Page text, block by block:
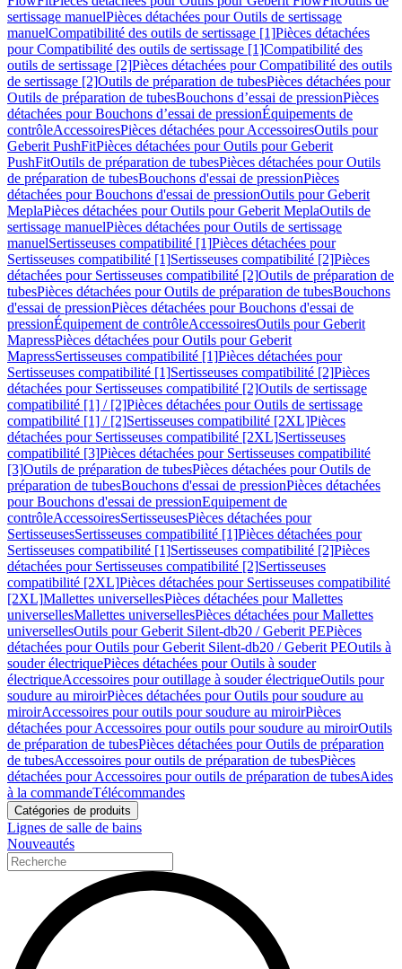
sertissage manuelPièces détachées pour Outils de sertissage
manuelCompatibilité des outils de sertissage [1]Pièces détachées
pour Compatibilité des outils de sertissage [1]Compatibilité des
outils de sertissage [2]Pièces détachées pour Compatibilité des outils
de sertissage [2]Outils de préparation de tubesPièces détachées pour
Outils de préparation de tubesBouchons d’essai de pressionPièces
détachées pour Bouchons d’essai de pressionÉquipements de
contrôleAccessoiresPièces détachées pour AccessoiresOutils pour
Geberit PushFitPièces détachées pour Outils pour Geberit
PushFitOutils de préparation de tubesPièces détachées pour Outils
de préparation de tubesBouchons d'essai de pressionPièces
détachées pour Bouchons d'essai de pressionOutils pour Geberit
MeplaPièces détachées pour Outils pour Geberit MeplaOutils de
sertissage manuelPièces détachées pour Outils de sertissage
manuelSertisseuses compatibilité [1]Pièces détachées pour
Sertisseuses compatibilité [1]Sertisseuses compatibilité [2]Pièces
détachées pour Sertisseuses compatibilité [2]Outils de préparation de
tubesPièces détachées pour Outils de préparation de tubesBouchons
d'essai de pressionPièces détachées pour Bouchons d'essai de
pressionÉquipement de contrôleAccessoiresOutils pour Geberit
MapressPièces détachées pour Outils pour Geberit
MapressSertisseuses compatibilité [1]Pièces détachées pour
Sertisseuses compatibilité [1]Sertisseuses compatibilité [2]Pièces
détachées pour Sertisseuses compatibilité [2]Outils de sertissage
compatibilité [1] / [2]Pièces détachées pour Outils de sertissage
compatibilité [1] / [2]Sertisseuses compatibilité [2XL]Pièces
détachées pour Sertisseuses compatibilité [2XL]Sertisseuses
compatibilité [3]Pièces détachées pour Sertisseuses compatibilité
[3]Outils de préparation de tubesPièces détachées pour Outils de
préparation de tubesBouchons d'essai de pressionPièces détachées
pour Bouchons d'essai de pressionEquipement de
contrôleAccessoiresSertisseusesPièces détachées pour
SertisseusesSertisseuses compatibilité [1]Pièces détachées pour
Sertisseuses compatibilité [1]Sertisseuses compatibilité [2]Pièces
détachées pour Sertisseuses compatibilité [2]Sertisseuses
compatibilité [2XL]Pièces détachées pour Sertisseuses compatibilité
[2XL]Mallettes universellesPièces détachées pour Mallettes
universellesMallettes universellesPièces détachées pour Mallettes
universellesOutils pour Geberit Silent-db20 / Geberit PEPièces
détachées pour Outils pour Geberit Silent-db20 / Geberit PEOutils à
souder électriquePièces détachées pour Outils à souder
électriqueAccessoires pour outillage à souder électriqueOutils pour
soudure au miroirPièces détachées pour Outils pour soudure au
miroirAccessoires pour outils pour soudure au miroirPièces
détachées pour Accessoires pour outils pour soudure au miroirOutils
de préparation de tubesPièces détachées pour Outils de préparation
de tubesAccessoires pour outils de préparation de tubesPièces
détachées pour Accessoires pour outils de préparation de tubesAides
à la commandeTélécommandes
Catégories de produits
Lignes de salle de bains
Nouveautés